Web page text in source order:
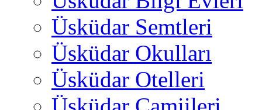
Üsküdar Semtleri
Üsküdar Okulları
Üsküdar Otelleri